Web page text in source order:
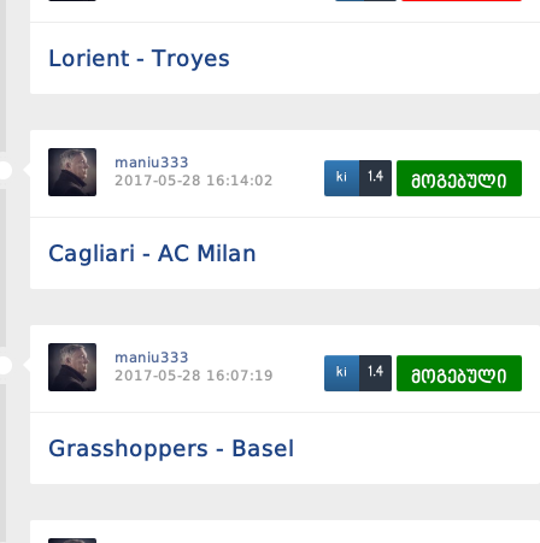
Lorient - Troyes
maniu333
2017-05-28 16:14:02
ki 1.4 მოგებული
Cagliari - AC Milan
maniu333
2017-05-28 16:07:19
ki 1.4 მოგებული
Grasshoppers - Basel